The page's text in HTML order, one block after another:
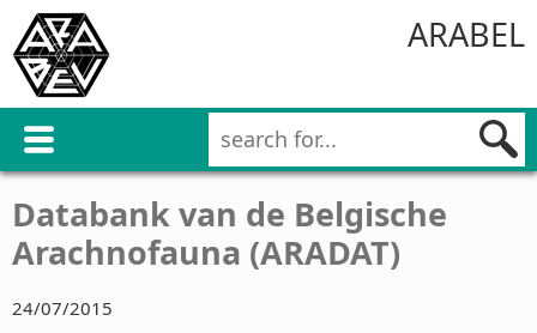
ARABEL
Databank van de Belgische
Arachnofauna (ARADAT)
24/07/2015